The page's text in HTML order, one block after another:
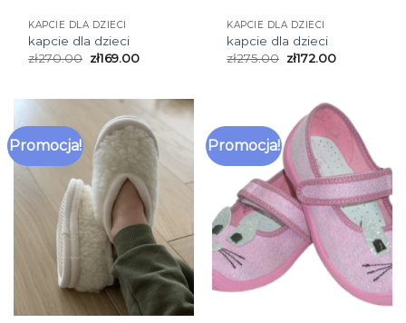
KAPCIE DLA DZIECI
kapcie dla dzieci
zł270.00 zł169.00
KAPCIE DLA DZIECI
kapcie dla dzieci
zł275.00 zł172.00
Promocja! Promocja!